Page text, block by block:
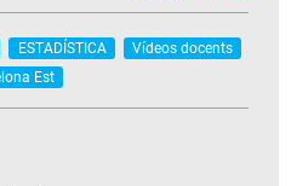
ESTADÍSTICA
Vídeos docents
Est